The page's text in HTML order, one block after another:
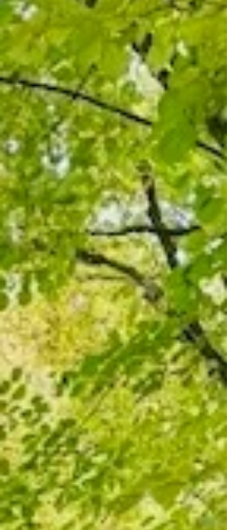
waren dann zumindest alle gut aufgewärmt,
als es in Hetzelsdorf bereits wieder zur
Einkehr ging. N